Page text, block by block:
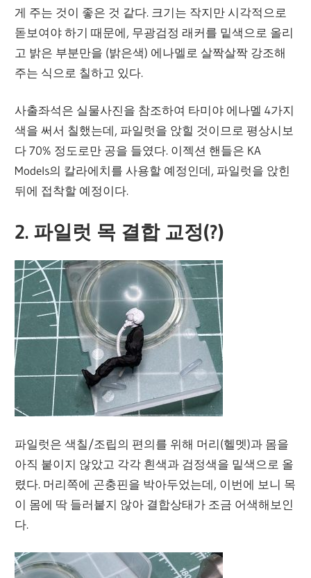
게 주는 것이 좋은 것 같다. 크기는 작지만 시각적으로
돋보여야 하기 때문에, 무광검정 래커를 밑색으로 올리
고 밝은 부분만을 (밝은색) 에나멜로 살짝살짝 강조해
주는 식으로 칠하고 있다.
사출좌석은 실물사진을 참조하여 타미야 에나멜 4가지
색을 써서 칠했는데, 파일럿을 앉힐 것이므로 평상시보
다 70% 정도로만 공을 들였다. 이젝션 핸들은 KA
Models의 칼라에치를 사용할 예정인데, 파일럿을 앉힌
뒤에 접착할 예정이다.
2. 파일럿 목 결합 교정(?)
파일럿은 색칠/조립의 편의를 위해 머리(헬멧)과 몸을
아직 붙이지 않았고 각각 흰색과 검정색을 밑색으로 올
렸다. 머리쪽에 곤충핀을 박아두었는데, 이번에 보니 목
이 몸에 딱 들러붙지 않아 결합상태가 조금 어색해보인
다.